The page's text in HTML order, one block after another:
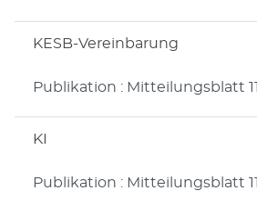
KESB-Vereinbarung
Publikation : Mitteilungsblatt
KI
Publikation : Mitteilungsblatt